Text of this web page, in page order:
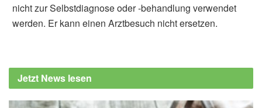
nicht zur Selbstdiagnose oder -behandlung verwendet
werden. Er kann einen Arztbesuch nicht ersetzen.
Jetzt News lesen